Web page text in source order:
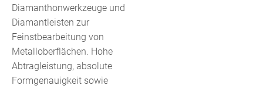
ANHÄNGERKUPPLUNGEN
REPARATUREN, ERSATZTEILE, SERVICE
HUNGER HYDRAULICS CHINA
HUNGER HYDRAULICS KOREA
HUNGER INTERNATIONAL
Diamanthonwerkzeuge und
Diamantleisten zur
Feinstbearbeitung von
Metalloberflächen. Hohe
Abtragleistung, absolute
Formgenauigkeit sowie